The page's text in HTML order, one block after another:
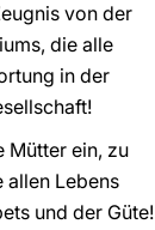
von der
die alle
in der
Mütter ein, zu
allen Lebens
und der Güte!